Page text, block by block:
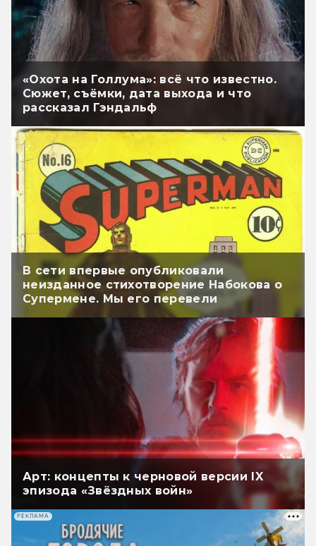
«Охота на Голлума»: всё что известно.
Сюжет, съёмки, дата выхода и что
рассказал Гэндальф
В сети впервые опубликовали
неизданное стихотворение Набокова о
Супермене. Мы его перевели
Арт: концепты к черновой версии IX
эпизода «Звёздных войн»
РЕКЛАМА